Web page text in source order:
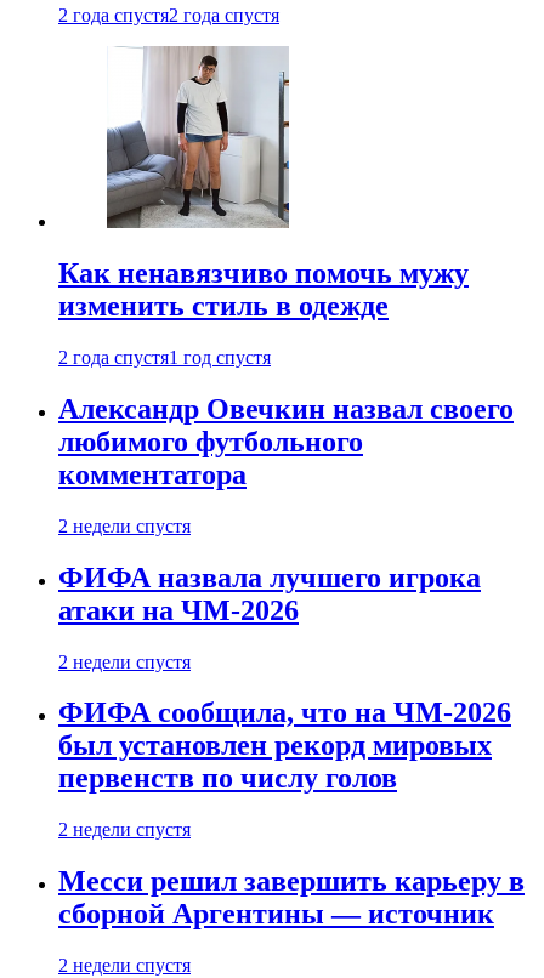
2 года спустя2 года спустя
Как ненавязчиво помочь мужу
изменить стиль в одежде
2 года спустя1 год спустя
Александр Овечкин назвал своего
любимого футбольного
комментатора
2 недели спустя
ФИФА назвала лучшего игрока
атаки на ЧМ-2026
2 недели спустя
ФИФА сообщила, что на ЧМ-2026
был установлен рекорд мировых
первенств по числу голов
2 недели спустя
Месси решил завершить карьеру в
сборной Аргентины — источник
2 недели спустя